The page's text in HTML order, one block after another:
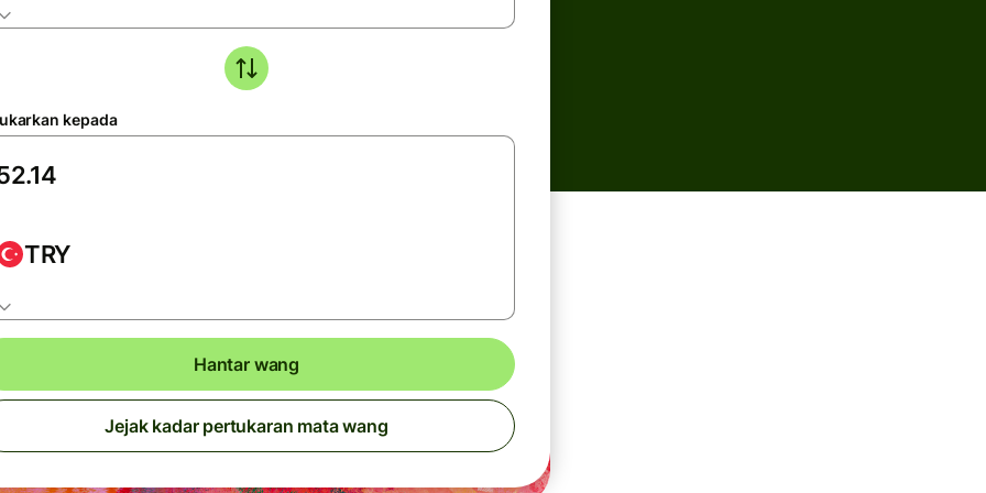
kepada
TRY
Hantar wang
Jejak kadar pertukaran mata wang